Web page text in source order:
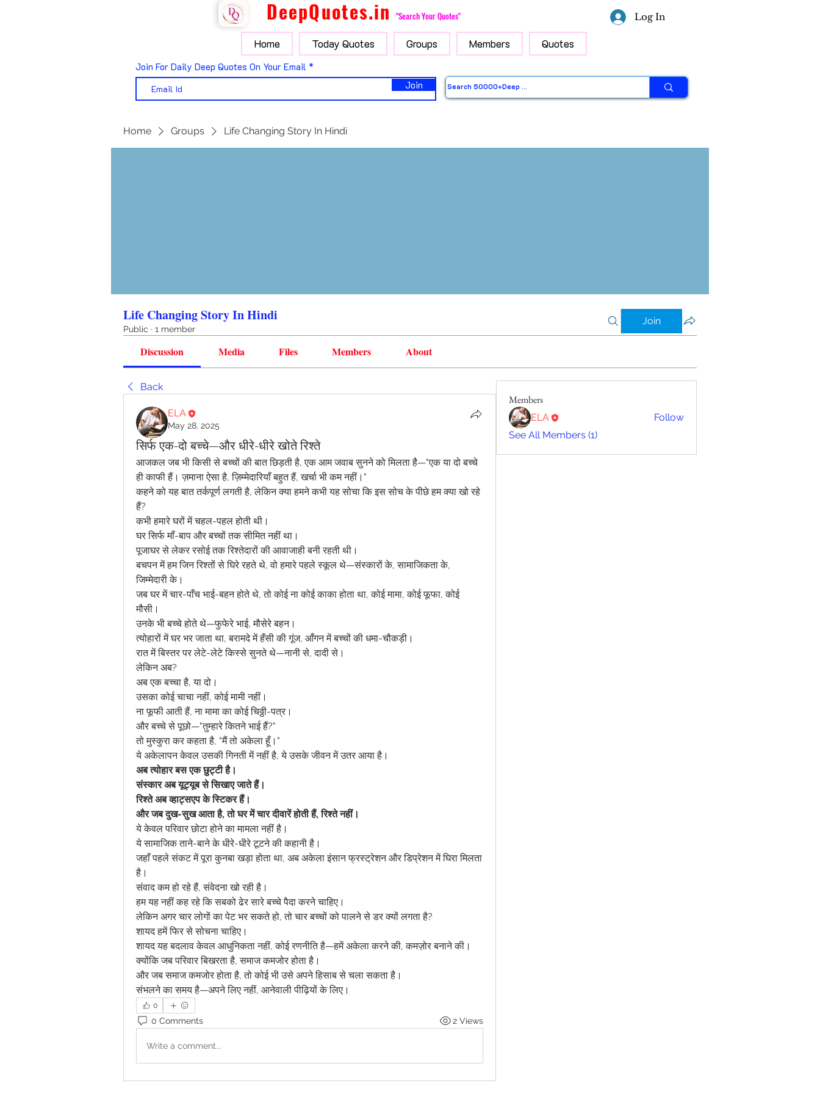
DeepQuotes.in "Search Your Quotes" Log In
Home Today Quotes Groups Members Quotes
Join For Daily Deep Quotes On Your Email
Join
Home Groups Life Changing Story In Hindi
Life Changing Story In Hindi
Public · 1 member
Join
Discussion Media Files Members About
Back
ELA
May 28, 2025
सिर्फ एक-दो बच्चे—और धीरे-धीरे खोते रिश्ते
आजकल जब भी किसी से बच्चों की बात छिड़ती है, एक आम जवाब सुनने को मिलता है—"एक या दो बच्चे
ही काफी हैं। ज़माना ऐसा है, ज़िम्मेदारियाँ बहुत हैं, खर्चा भी कम नहीं।"
कहने को यह बात तर्कपूर्ण लगती है, लेकिन क्या हमने कभी यह सोचा कि इस सोच के पीछे हम क्या खो रहे
हैं?
कभी हमारे घरों में चहल-पहल होती थी।
घर सिर्फ माँ-बाप और बच्चों तक सीमित नहीं था।
पूजाघर से लेकर रसोई तक रिश्तेदारों की आवाजाही बनी रहती थी।
बचपन में हम जिन रिश्तों से घिरे रहते थे, वो हमारे पहले स्कूल थे—संस्कारों के, सामाजिकता के,
जिम्मेदारी के।
जब घर में चार-पाँच भाई-बहन होते थे, तो कोई ना कोई काका होता था, कोई मामा, कोई फूफा, कोई
मौसी।
उनके भी बच्चे होते थे—फुफेरे भाई, मौसेरे बहन।
त्योहारों में घर भर जाता था, बरामदे में हँसी की गूंज, आँगन में बच्चों की धमा-चौकड़ी।
रात में बिस्तर पर लेटे-लेटे किस्से सुनते थे—नानी से, दादी से।
लेकिन अब?
अब एक बच्चा है, या दो।
उसका कोई चाचा नहीं, कोई मामी नहीं।
ना फूफी आती हैं, ना मामा का कोई चिठ्ठी-पत्र।
और बच्चे से पूछो—"तुम्हारे कितने भाई हैं?"
तो मुस्कुरा कर कहता है, "मैं तो अकेला हूँ।"
ये अकेलापन केवल उसकी गिनती में नहीं है, ये उसके जीवन में उतर आया है।
अब त्योहार बस एक छुट्टी है।
संस्कार अब यूट्यूब से सिखाए जाते हैं।
रिश्ते अब व्हाट्सएप के स्टिकर हैं।
और जब दुख-सुख आता है, तो घर में चार दीवारें होती हैं, रिश्ते नहीं।
ये केवल परिवार छोटा होने का मामला नहीं है।
ये सामाजिक ताने-बाने के धीरे-धीरे टूटने की कहानी है।
जहाँ पहले संकट में पूरा कुनबा खड़ा होता था, अब अकेला इंसान फ्रस्ट्रेशन और डिप्रेशन में घिरा मिलता
है।
संवाद कम हो रहे हैं, संवेदना खो रही है।
हम यह नहीं कह रहे कि सबको ढेर सारे बच्चे पैदा करने चाहिए।
लेकिन अगर चार लोगों का पेट भर सकते हो, तो चार बच्चों को पालने से डर क्यों लगता है?
शायद हमें फिर से सोचना चाहिए।
शायद यह बदलाव केवल आधुनिकता नहीं, कोई रणनीति है—हमें अकेला करने की, कमज़ोर बनाने की।
क्योंकि जब परिवार बिखरता है, समाज कमजोर होता है।
और जब समाज कमजोर होता है, तो कोई भी उसे अपने हिसाब से चला सकता है।
संभलने का समय है—अपने लिए नहीं, आनेवाली पीढ़ियों के लिए।
0
0 Comments 2 Views
Write a comment...
Members
ELA
Follow
See All Members (1)